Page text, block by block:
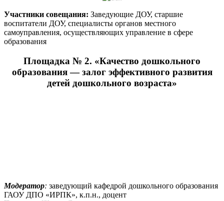
Участники совещания: Заведующие ДОУ, старшие
воспитатели ДОУ, специалисты органов местного
самоуправления, осуществляющих управление в сфере
образования
Площадка № 2. «Качество дошкольного
образования — залог эффективного развития
детей дошкольного возраста»
Модератор: заведующий кафедрой дошкольного образования
ГАОУ ДПО «ИРПК», к.п.н., доцент